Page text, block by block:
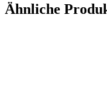
Ähnliche